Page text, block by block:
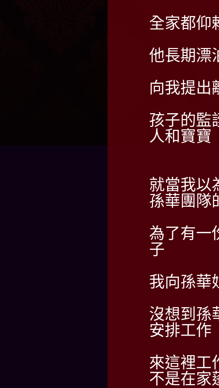
全家都仰
他長期漂
向我提出
孩子的監
人和寶寶
就當我以
孫華團隊
為了有一
子
我向孫華
沒想到孫
安排工作
來這裡工
不是在家